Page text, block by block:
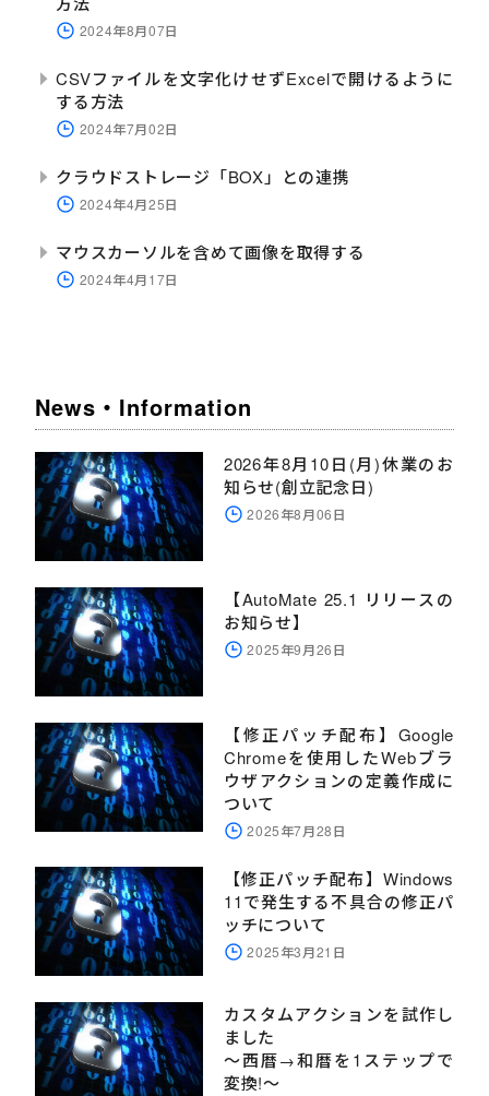
2024年8月07日
CSVファイルを文字化けせずExcelで開けるように
する方法
2024年7月02日
クラウドストレージ「BOX」との連携
2024年4月25日
マウスカーソルを含めて画像を取得する
2024年4月17日
News・Information
2026年8月10日(月)休業のお
知らせ(創立記念日)
2026年8月06日
【AutoMate 25.1 リリースの
お知らせ】
2025年9月26日
【修正パッチ配布】Google
Chromeを使用したWebブラ
ウザアクションの定義作成に
ついて
2025年7月28日
【修正パッチ配布】Windows
11で発生する不具合の修正パ
ッチについて
2025年3月21日
カスタムアクションを試作し
ました
～西暦→和暦を1ステップで
変換!～